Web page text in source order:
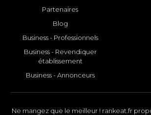
Partenaires
Blog
Business - Professionnels
Business - Revendiquer
établissement
Business - Annonceurs
Ne mangez que le meilleur ! rankeat.fr